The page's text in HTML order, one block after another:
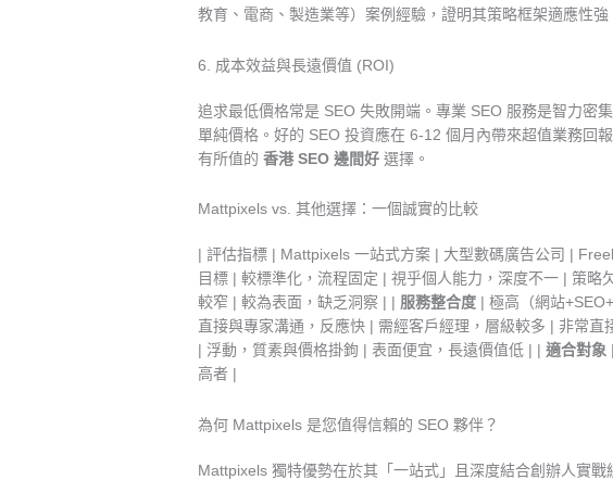
教育、電商、製造業等）案例經驗，證明其策略框架適應性
6. 成本效益與長遠價值 (ROI)
追求最低價格常是 SEO 失敗開端。專業 SEO 服務是智力密
單純價格。好的 SEO 投資應在 6-12 個月內帶來超值業務回
有所值的 香港 SEO 邊間好 選擇。
Mattpixels vs. 其他選擇：一個誠實的比較
| 評估指標 | Mattpixels 一站式方案 | 大型數碼廣告公司 |
目標 | 較標準化，流程固定 | 視乎個人能力，深度不一 | 策略
較窄 | 較為表面，缺乏洞察 | | 服務整合度 | 極高（網站
直接與專家溝通，反應快 | 需經客戶經理，層級較多 | 非常
| 浮動，質素與價格掛鉤 | 表面便宜，長遠價值低 | | 適合對象
高者 |
為何 Mattpixels 是您值得信賴的 SEO 夥伴？
Mattpixels 獨特優勢在於其「一站式」且深度結合創辦人實